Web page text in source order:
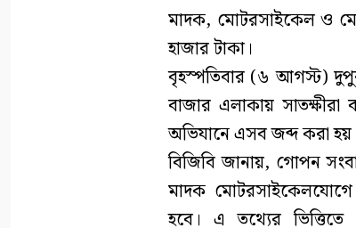
মাদক, মোটরসাইকেল ও
হাজার টাকা।
বৃহস্পতিবার (৬ আগস্ট)
বাজার এলাকায় সাতক্ষীরা
অভিযানে এসব জব্দ করা
বিজিবি জানায়, গোপন
মাদক মোটরসাইকেলযোগে
হবে। এ তথ্যের ভিত্তিতে